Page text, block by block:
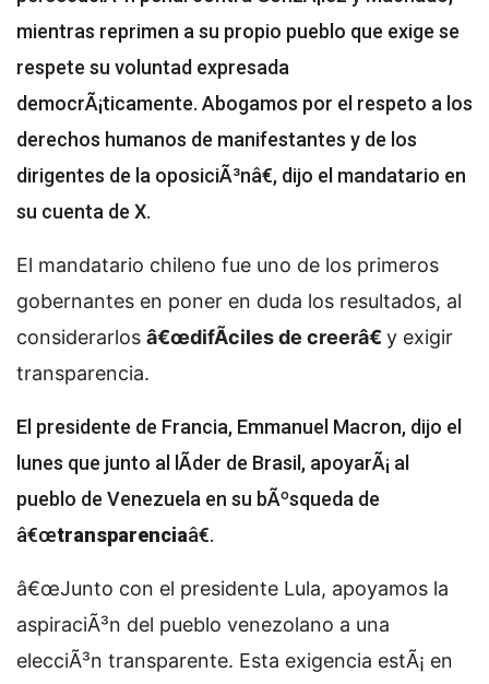
mientras reprimen a su propio pueblo que exige se
respete su voluntad expresada
democrÃ¡ticamente. Abogamos por el respeto a los
derechos humanos de manifestantes y de los
dirigentes de la oposiciÃ³nâ€, dijo el mandatario en
su cuenta de X.
El mandatario chileno fue uno de los primeros
gobernantes en poner en duda los resultados, al
considerarlos â€œdifÃ­ciles de creerâ€y exigir
transparencia.
El presidente de Francia, Emmanuel Macron, dijo el
lunes que junto al lÃ­der de Brasil, apoyarÃ¡ al
pueblo de Venezuela en su bÃºsqueda de
â€œtransparenciaâ€.
â€œJunto con el presidente Lula, apoyamos la
aspiraciÃ³n del pueblo venezolano a una
elecciÃ³n transparente. Esta exigencia estÃ¡ en